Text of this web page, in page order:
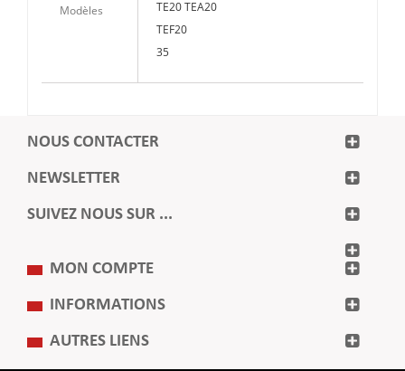
Modèles
TE20 TEA20
TEF20
35
NOUS CONTACTER
NEWSLETTER
SUIVEZ NOUS SUR ...
MON COMPTE
INFORMATIONS
AUTRES LIENS